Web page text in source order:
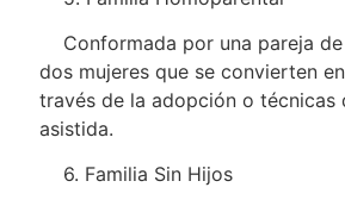
Conformada por una pareja
dos mujeres que se convierten
través de la adopción o técnicas
asistida.
6. Familia Sin Hijos